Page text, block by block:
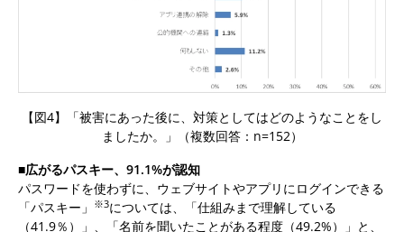
【図4】「被害にあった後に、対策としてはどのようなことをし
ましたか。」（複数回答：n=152）
■広がるパスキー、91.1%が認知
パスワードを使わずに、ウェブサイトやアプリにログインできる
「パスキー」
※3については、「仕組みまで理解している
（41.9％）」、「名前を聞いたことがある程度（49.2%）」と、